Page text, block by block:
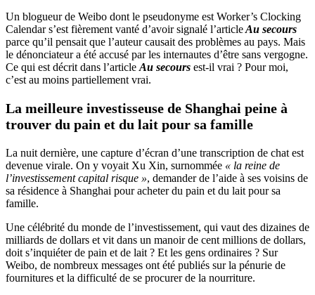
Un blogueur de Weibo dont le pseudonyme est Worker’s Clocking
Calendar s’est fièrement vanté d’avoir signalé l’articleAu secours
parce qu’il pensait que l’auteur causait des problèmes au pays. Mais
le dénonciateur a été accusé par les internautes d’être sans vergogne.
Ce qui est décrit dans l’article Au secours est-il vrai ? Pour moi,
c’est au moins partiellement vrai.
La meilleure investisseuse de Shanghai peine à
trouver du pain et du lait pour sa famille
La nuit dernière, une capture d’écran d’une transcription de chat est
devenue virale. On y voyait Xu Xin, surnommée « la reine de
l’investissement capital risque », demander de l’aide à ses voisins de
sa résidence à Shanghai pour acheter du pain et du lait pour sa
famille.
Une célébrité du monde de l’investissement, qui vaut des dizaines de
milliards de dollars et vit dans un manoir de cent millions de dollars,
doit s’inquiéter de pain et de lait ? Et les gens ordinaires ? Sur
Weibo, de nombreux messages ont été publiés sur la pénurie de
fournitures et la difficulté de se procurer de la nourriture.